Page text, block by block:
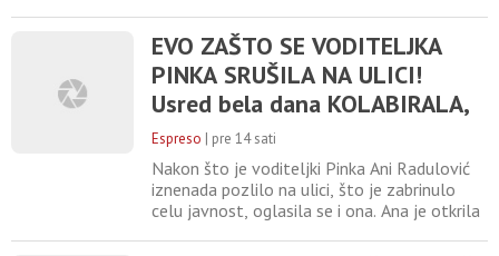
Hana i Katja, postanu deo njenog tima,
priznala je da ne može da zamisli kako bi to
izgledalo i da bi sigurno trebalo da se
oslobode nekih navika. Nataša je naglasila
da su deca mnogo čistija i neopterećenija,
EVO ZAŠTO SE VODITELJKA
PINKA SRUŠILA NA ULICI!
Usred bela dana KOLABIRALA,
svemu prethodilo ovo
Espreso | pre 14 sati
Nakon što je voditeljki Pinka Ani Radulović
iznenada pozlilo na ulici, što je zabrinulo
celu javnost, oglasila se i ona. Ana je otkrila